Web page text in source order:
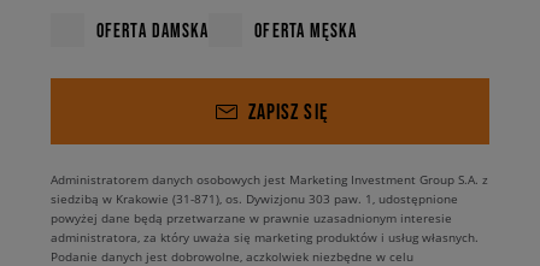
OFERTA DAMSKA OFERTA MĘSKA
ZAPISZ SIĘ
Administratorem danych osobowych jest Marketing Investment Group S.A. z
siedzibą w Krakowie (31-871), os. Dywizjonu 303 paw. 1, udostępnione
powyżej dane będą przetwarzane w prawnie uzasadnionym interesie
administratora, za który uważa się marketing produktów i usług własnych.
Podanie danych jest dobrowolne, aczkolwiek niezbędne w celu